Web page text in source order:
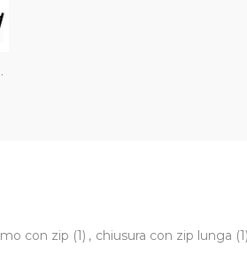
con zip (1) , chiusura con zip lunga (1)